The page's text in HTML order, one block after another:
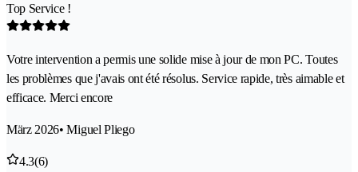
Top Service !
Votre intervention a permis une solide mise à jour de mon PC. Toutes
les problèmes que j'avais ont été résolus. Service rapide, très aimable et
efficace. Merci encore
März 2026• Miguel Pliego
4.3(6)